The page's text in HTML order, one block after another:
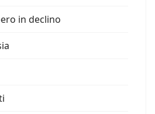
in declino